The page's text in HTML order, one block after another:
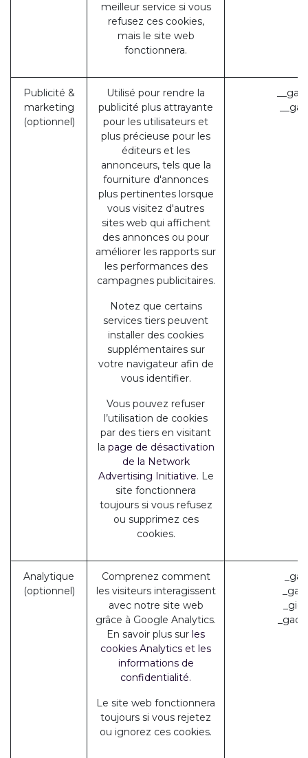
meilleur service si vous
refusez ces cookies,
mais le site web
fonctionnera.
Publicité &
marketing
(optionnel)
Utilisé pour rendre la
publicité plus attrayante
pour les utilisateurs et
plus précieuse pour les
éditeurs et les
annonceurs, tels que la
fourniture d'annonces
plus pertinentes lorsque
vous visitez d'autres
sites web qui affichent
des annonces ou pour
améliorer les rapports sur
les performances des
campagnes publicitaires.
Notez que certains
services tiers peuvent
installer des cookies
supplémentaires sur
votre navigateur afin de
vous identifier.
Vous pouvez refuser
l’utilisation de cookies
par des tiers en visitant
la page de désactivation
de la Network
Advertising Initiative. Le
site fonctionnera
toujours si vous refusez
ou supprimez ces
cookies.
Analytique
(optionnel)
Comprenez comment
les visiteurs interagissent
avec notre site web
grâce à Google Analytics.
En savoir plus sur les
cookies Analytics et les
informations de
confidentialité.
Le site web fonctionnera
toujours si vous rejetez
ou ignorez ces cookies.